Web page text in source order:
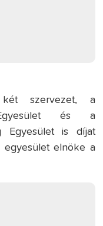
két szervezet, a
Egyesület és a
Egyesület is díjat
elnöke a